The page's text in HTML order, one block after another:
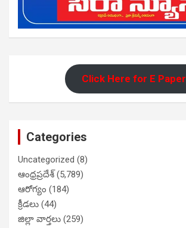
Click Here for E Paper
Categories
Uncategorized (8)
ఆంధ్రప్రదేశ్(5,789)
ఆరోగ్యం (184)
క్రీడలు (44)
జిల్లా వార్తలు (259)